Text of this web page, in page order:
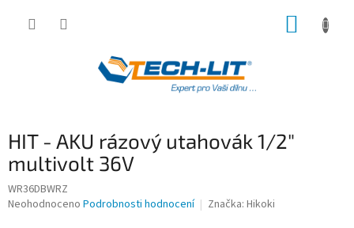
HIT - AKU rázový utahovák 1/2"
multivolt 36V
WR36DBWRZ
Průměrné
Neohodnoceno Podrobnosti hodnocení Značka: Hikoki